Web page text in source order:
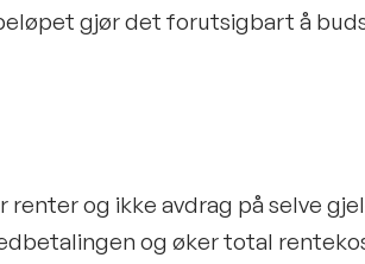
gjør det forutsigbart å
renter og ikke avdrag på selve
og øker total